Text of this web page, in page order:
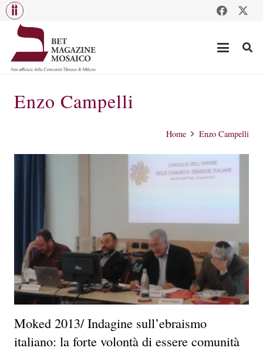
Enzo Campelli
Home Enzo Campelli
Moked 2013/ Indagine sull’ebraismo
italiano: la forte volontà di essere comunità